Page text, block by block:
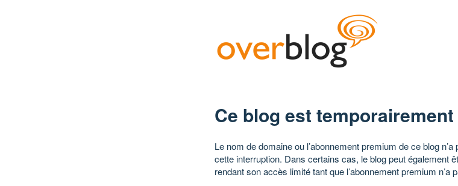
Ce blog est
Le nom de domaine ou l’abonnement premium de ce blog
cette interruption. Dans certains cas, le blog peut également
rendant son accès limité tant que l’abonnement premium n’a